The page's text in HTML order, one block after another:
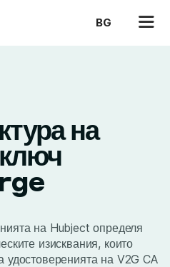
BG
на
на Hubject определя
изисквания, които
удостоверенията на V2G CA